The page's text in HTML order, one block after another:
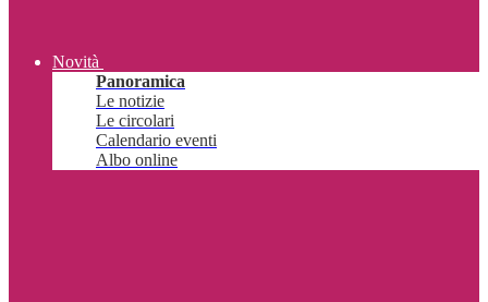
Novità
Panoramica
Le notizie
Le circolari
Calendario eventi
Albo online